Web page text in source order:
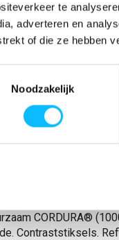
te
adverteren en
of die ze hebben
Noodzakelijk
| 0888-antraciet
en in het kruis.
sterke elastieken en
met penhouder
met
gevormde
Achterzakken met
hamerlus.
van CORDURA®.
CORDURA®
Contraststiksels.